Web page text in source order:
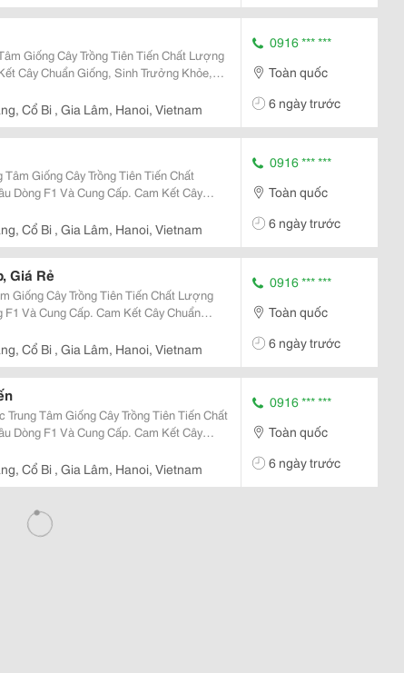
Giống Cây Trồng Tiên Tiến Chất Lượng
Cây Chuẩn Giống, Sinh Trưởng Khỏe,
Cổ Bi , Gia Lâm, Hanoi, Vietnam
0916 *** ***
Toàn quốc
6 ngày trước
Giống Cây Trồng Tiên Tiến Chất
Dòng F1 Và Cung Cấp. Cam Kết Cây
Đỏ Đặc...
Cổ Bi , Gia Lâm, Hanoi, Vietnam
0916 *** ***
Toàn quốc
6 ngày trước
Giá Rẻ
Giống Cây Trồng Tiên Tiến Chất Lượng
Và Cung Cấp. Cam Kết Cây Chuẩn
Thu...Cổ Bi , Gia Lâm, Hanoi, Vietnam
0916 *** ***
Toàn quốc
6 ngày trước
Tâm Giống Cây Trồng Tiên Tiến Chất
Dòng F1 Và Cung Cấp. Cam Kết Cây
Gỗ,...
Cổ Bi , Gia Lâm, Hanoi, Vietnam
0916 *** ***
Toàn quốc
6 ngày trước